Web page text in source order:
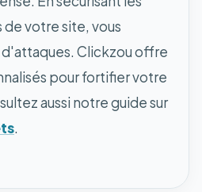
votre site, vous
d'attaques. Clickzou offre
pour fortifier votre
aussi notre guide sur
.